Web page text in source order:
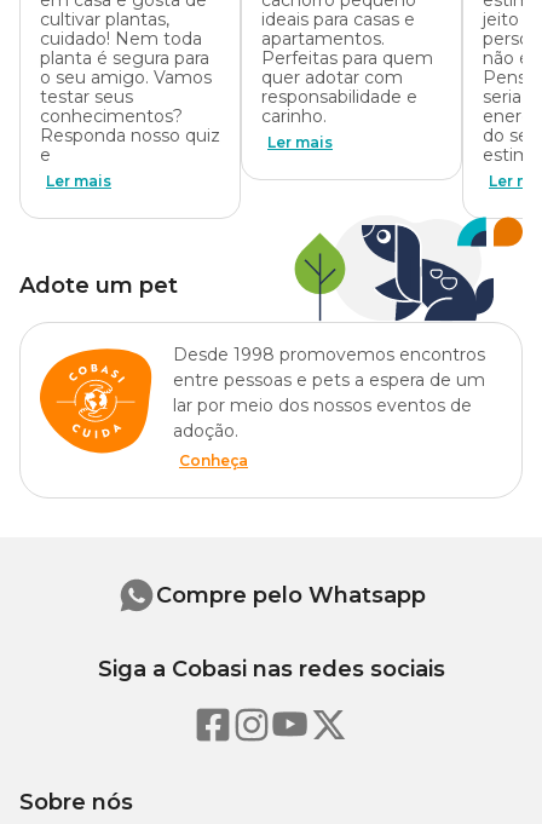
cultivar plantas,
cuidado! Nem toda
planta é segura para
o seu amigo. Vamos
testar seus
conhecimentos?
Responda nosso quiz
e
Ler mais
ideais para casas e
apartamentos.
Perfeitas para quem
quer adotar com
responsabilidade e
carinho.
Ler mais
jeito e
não é
seria
do
Ler
Adote um pet
Desde 1998 promovemos encontros
entre pessoas e pets a espera de um
lar por meio dos nossos eventos de
adoção.
Conheça
Sobre nós
Compre pelo Whatsapp
Siga a Cobasi nas redes sociais